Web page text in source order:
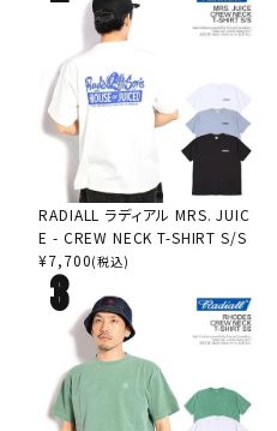
RADIALL ラディアル MRS. JUIC
E - CREW NECK T-SHIRT S/S
¥7,700(税込)